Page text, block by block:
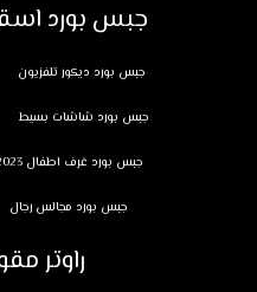
جبس بورد
جبس بورد ديكور تلفزيون
جبس بورد شاشات بسيط
جبس بورد غرف اطفال 2023
جبس بورد مجالس رجال
راوتر